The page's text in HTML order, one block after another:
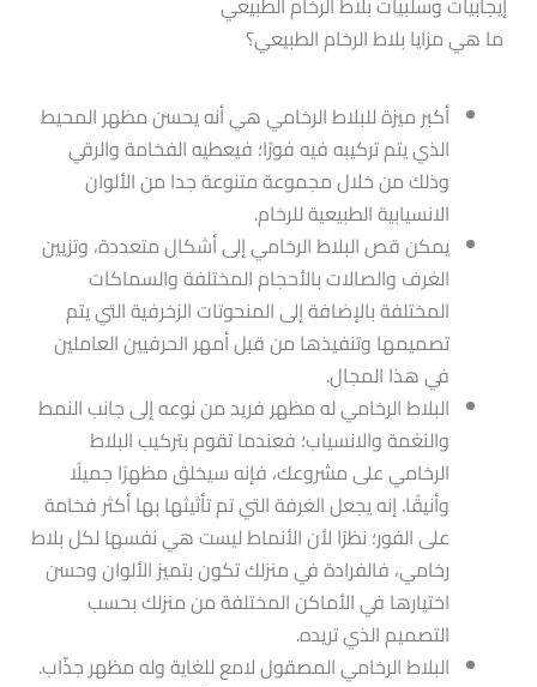
ما هي مزايا بلاط الرخام الطبيعي؟
أكبر ميزة للبلاط الرخامي هي أنه يحسن مظهر المحيط
الذي يتم تركيبه فيه فورًا؛ فيعطيه الفخامة والرقي
وذلك من خلال مجموعة متنوعة جدا من الألوان
الانسيابية الطبيعية للرخام.
يمكن قص البلاط الرخامي إلى أشكال متعددة، وتزيين
الغرف والصالات بالأحجام المختلفة والسماكات
المختلفة بالإضافة إلى المنحوتات الزخرفية التي يتم
تصميمها وتنفيذها من قبل أمهر الحرفيين العاملين
في هذا المجال.
البلاط الرخامي له مظهر فريد من نوعه إلى جانب النمط
والنغمة والانسياب؛ فعندما تقوم بتركيب البلاط
الرخامي على مشروعك، فإنه سيخلق مظهرًا جميلًا
وأنيقًا. إنه يجعل الغرفة التي تم تأثيثها بها أكثر فخامة
على الفور؛ نظرًا لأن الأنماط ليست هي نفسها لكل بلاط
رخامي، فالفرادة في منزلك تكون بتميز الألوان وحسن
اختيارها في الأماكن المختلفة من منزلك بحسب
التصميم الذي تريده.
البلاط الرخامي المصقول لامع للغاية وله مظهر جذّاب.